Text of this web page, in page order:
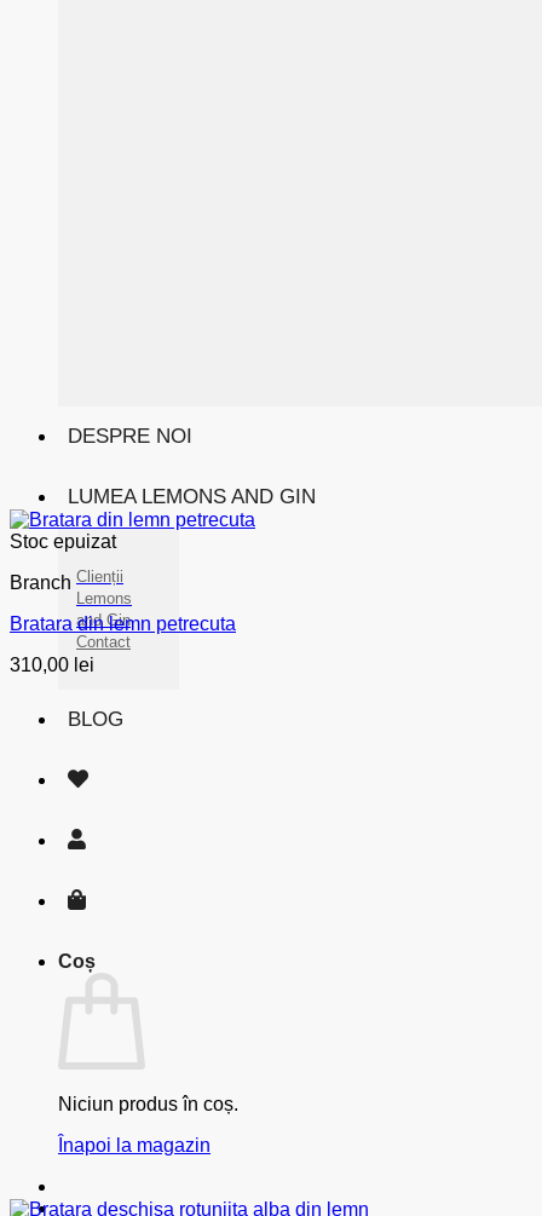
DESPRE NOI
LUMEA LEMONS AND GIN
Clienții
Lemons
and Gin
Contact
BLOG
Coș
Niciun produs în coș.
Înapoi la magazin
Stoc epuizat
Branch
Bratara din lemn petrecuta
310,00 lei